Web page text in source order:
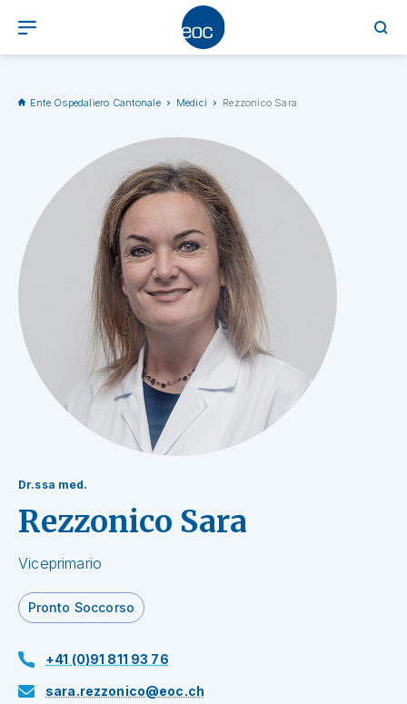
Ente Ospedaliero Cantonale Medici Rezzonico Sara
Dr.ssa med.
Rezzonico Sara
Viceprimario
Pronto Soccorso
+41 (0)91 811 93 76
sara.rezzonico@eoc.ch